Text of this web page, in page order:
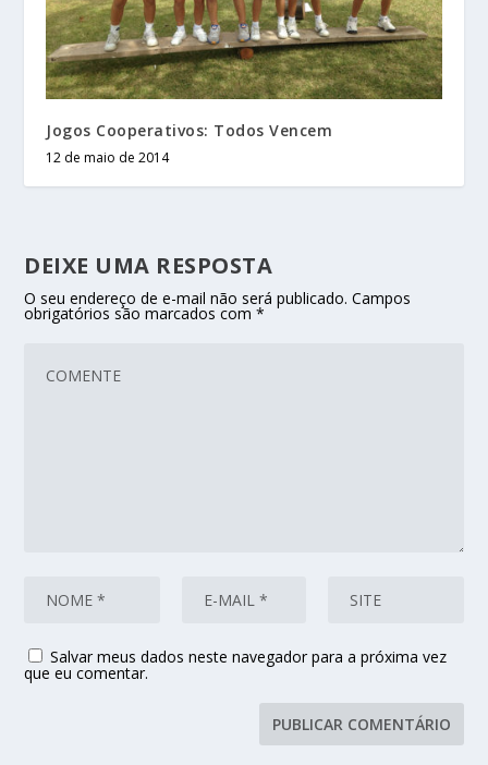
Jogos Cooperativos: Todos Vencem
12 de maio de 2014
DEIXE UMA RESPOSTA
O seu endereço de e-mail não será publicado. Campos
obrigatórios são marcados com*
Salvar meus dados neste navegador para a próxima vez
que eu comentar.